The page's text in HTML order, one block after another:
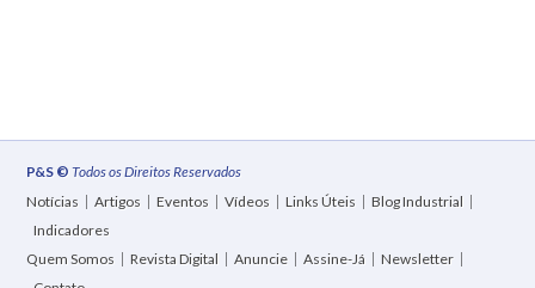
P&S © Todos os Direitos Reservados
Notícias
Artigos Eventos Vídeos Links Úteis
Blog Industrial
Indicadores
Quem Somos
Revista Digital Anuncie Assine-Já
Newsletter